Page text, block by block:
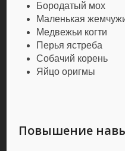
Бородатый мох
Маленькая
Медвежьи когти
Перья ястреба
Собачий корень
Яйцо оригмы
Повышение